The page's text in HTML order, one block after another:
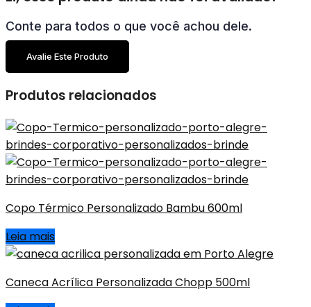
Conte para todos o que você achou dele.
Avalie Este Produto
Produtos relacionados
Copo Térmico Personalizado Bambu 600ml
Leia mais
Caneca Acrílica Personalizada Chopp 500ml